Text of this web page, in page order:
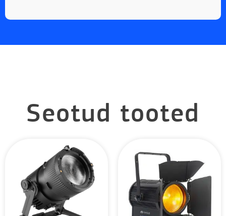
Seotud tooted